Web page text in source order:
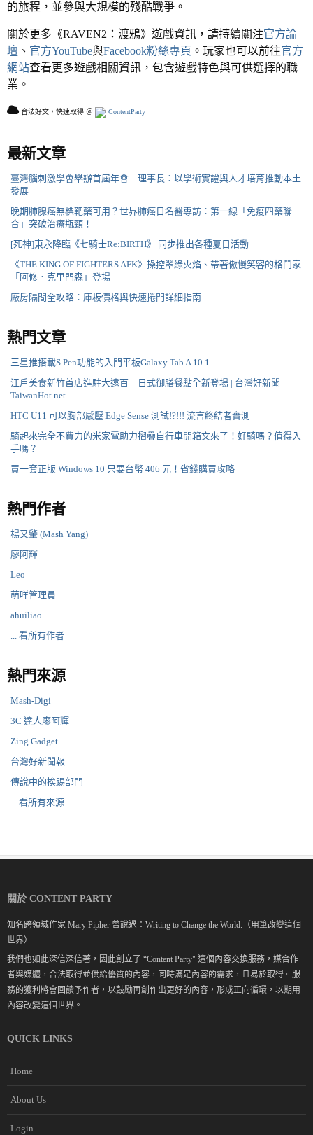
的旅程，並參與大規模的殘酷戰爭。
關於更多《RAVEN2：渡鴉》遊戲資訊，請持續關注官方論
壇 、 官方YouTube與Facebook粉絲專頁 。玩家也可以前往官方
網站查看更多遊戲相關資訊，包含遊戲特色與可供選擇的職
業。
合法好文，快速取得 ＠ ContentParty
最新文章
臺灣腦刺激學會舉辦首屆年會 理事長：以學術實證與人才培育推動本土
發展
晚期肺腺癌無標靶藥可用？世界肺癌日名醫專訪：第一線「免疫四藥聯
合」突破治療瓶頸！
[死神]東永降臨《七騎士Re:BIRTH》 同步推出各種夏日活動
《THE KING OF FIGHTERS AFK》操控翠綠火焰、帶著傲慢笑容的格鬥家
「阿修．克里門森」登場
廠房隔間全攻略：庫板價格與快速捲門詳細指南
熱門文章
三星推搭載S Pen功能的入門平板Galaxy Tab A 10.1
江戶美食新竹首店進駐大遠百 日式御膳餐點全新登場 | 台灣好新聞
TaiwanHot.net
HTC U11 可以胸部感壓 Edge Sense 測試!?!!! 流言終結者實測
騎起來完全不費力的米家電助力摺疊自行車開箱文來了！好騎嗎？值得入
手嗎？
買一套正版 Windows 10 只要台幣 406 元！省錢購買攻略
熱門作者
楊又肇 (Mash Yang)
廖阿輝
Leo
萌咩管理員
ahuiliao
... 看所有作者
熱門來源
Mash-Digi
3C 達人廖阿輝
Zing Gadget
台灣好新聞報
傳說中的挨踢部門
... 看所有來源
關於 CONTENT PARTY
知名跨領域作家 Mary Pipher 曾說過：Writing to Change the World.（用筆改變這個
世界）
我們也如此深信深信著，因此創立了 “Content Party" 這個內容交換服務，媒合作
者與媒體，合法取得並供給優質的內容，同時滿足內容的需求，且易於取得。服
務的獲利將會回饋予作者，以鼓勵再創作出更好的內容，形成正向循環，以期用
內容改變這個世界。
QUICK LINKS
Home
About Us
Login